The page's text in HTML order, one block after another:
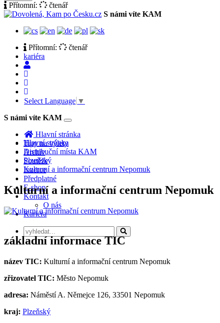
Přítomní:
čtenář
S námi víte KAM
Přítomní:
čtenář
kariéra
Select Language ▼
S námi víte KAM
Toggle
navigation
Hlavní stránka
Tipy na výlety
Archiv
Soutěže
Inzerce
Předplatné
E-shop
Kontakt
O nás
Kariéra
Hlavní stránka
Distribuční místa KAM
Plzeňský
Kulturní a informační centrum Nepomuk
Kulturní a informační centrum Nepomuk
základní informace TIC
název TIC: Kulturní a informační centrum Nepomuk
zřizovatel TIC: Město Nepomuk
adresa: Náměstí A. Němejce 126, 33501 Nepomuk
kraj: Plzeňský